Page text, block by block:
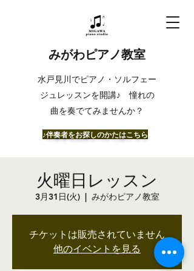
みがわピアノ教室
​水戸見川でピアノ・ソルフェー
ジュレッスンを開講♪ 憧れの
曲を奏でてみませんか？
​♪伴奏者をお探しのかたはこちら
火曜日レッスン
3月31日(火)
  |
みがわピアノ教室
チケットは販売されていません
他のイベントを見る